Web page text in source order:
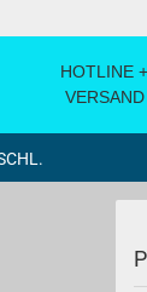
HOTLINE